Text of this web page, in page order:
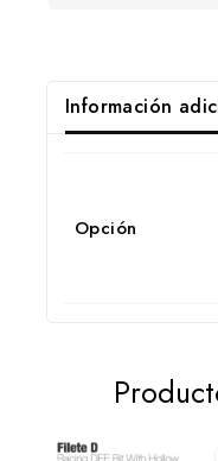
Información
Opción